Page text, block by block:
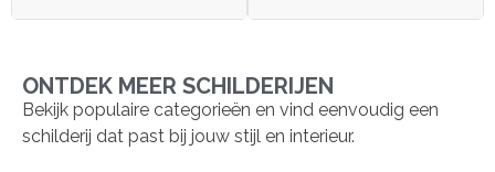
ONTDEK MEER SCHILDERIJEN
Bekijk populaire categorieën en vind eenvoudig een
schilderij dat past bij jouw stijl en interieur.